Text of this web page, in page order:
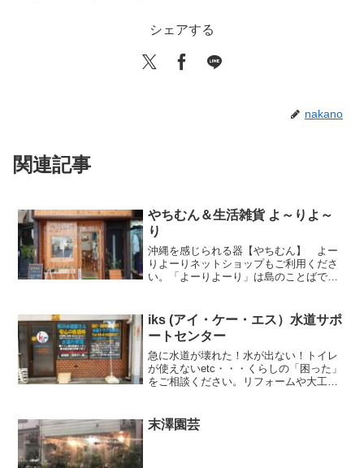
シェアする
nakano
関連記事
やちむん＆生活雑貨 よ～りよ～
り
沖縄を感じられる器【やちむん】 よー
りよーりネットショップもご利用くださ
い。「よーりよーり」は島のことばで
らす”島人”の手作り品で、店名同様「よー
りよーり」作られた物ば...
iks (アイ・ケー・エス）水道サポ
ートセンター
急に水道が壊れた！水が出ない！トイレ
が使えないetc・・・くらしの「困った」
をご相談ください。リフォームや大工工
談屋さんです。お問合せはこちら：
iks.stady@g...
末澤園芸